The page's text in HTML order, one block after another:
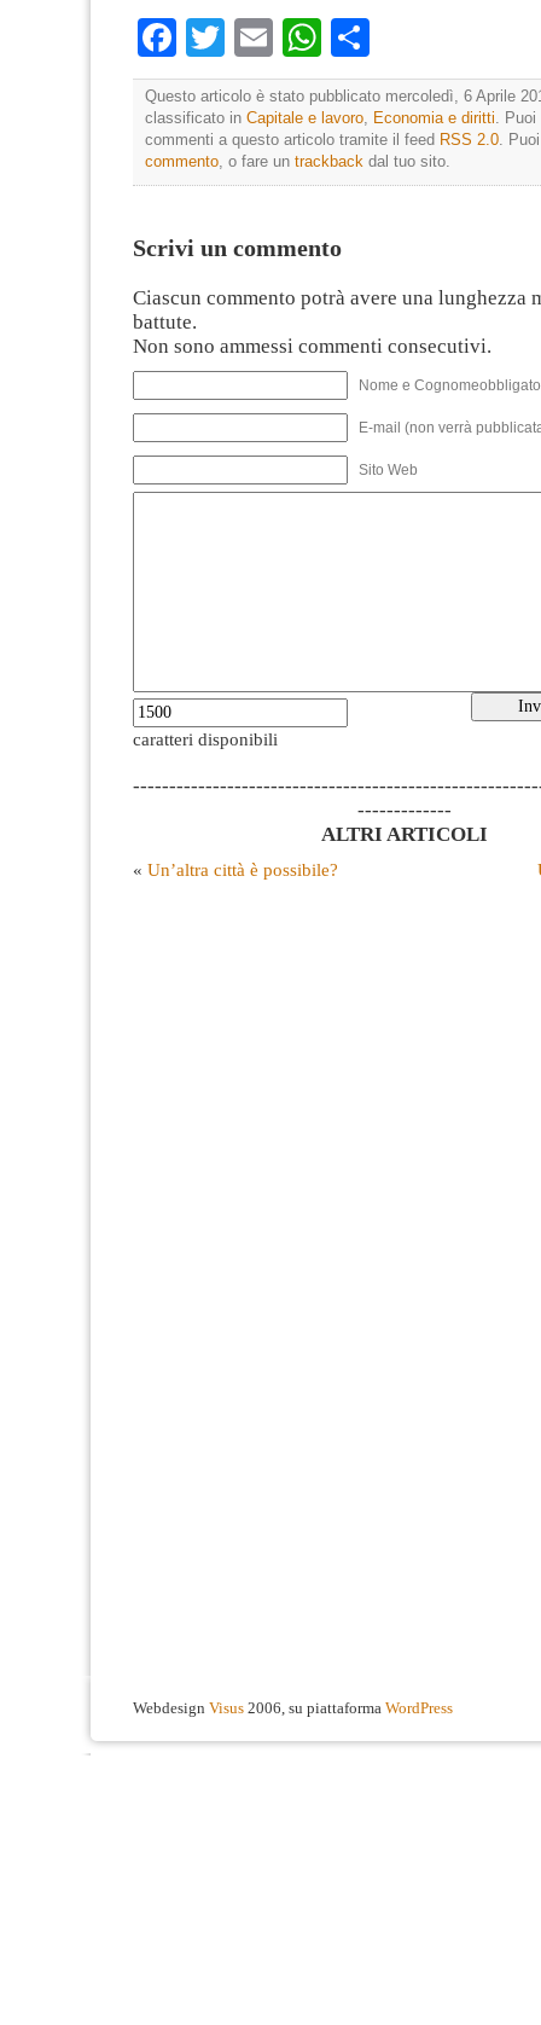
Facebook
TwitterEmailWhatsApp
Questo articolo è stato pubblicato mercoledì, 6 Aprile
classificato in Capitale e lavoro, Economia e diritti. Puoi
commenti a questo articolo tramite il feed RSS 2.0.
commento, o fare un trackback dal tuo sito.
Scrivi un commento
Ciascun commento potrà avere una lunghezza
battute.
Non sono ammessi commenti consecutivi.
Nome e
E-mail (non verrà
Sito Web
caratteri disponibili
-------------
ALTRI ARTICOLI
« Un’altra città è possibile?
Webdesign Visus 2006, su piattaforma WordPress